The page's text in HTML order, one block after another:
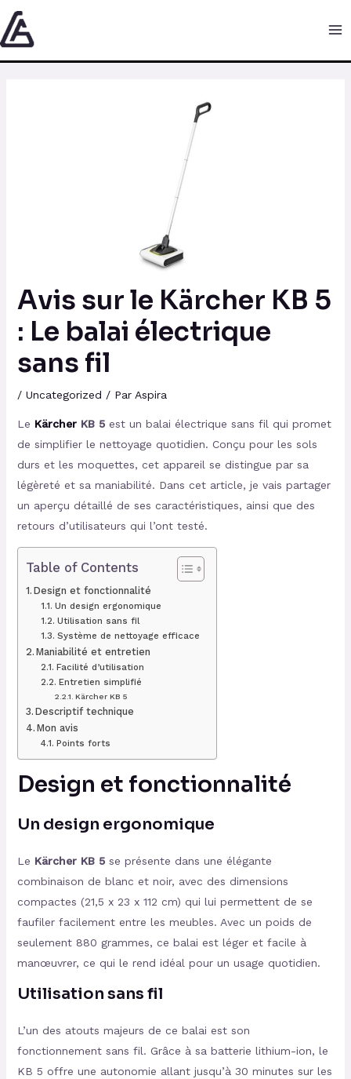
Aller
au
contenu
Avis sur le Kärcher KB 5
: Le balai électrique
sans fil
/ Uncategorized / Par Aspira
Le KärcherKB 5est un balai électrique sans fil qui promet
de simplifier le nettoyage quotidien. Conçu pour les sols
durs et les moquettes, cet appareil se distingue par sa
légèreté et sa maniabilité. Dans cet article, je vais partager
un aperçu détaillé de ses caractéristiques, ainsi que des
retours d’utilisateurs qui l’ont testé.
Table of Contents
Design et fonctionnalité
Un design ergonomique
Utilisation sans fil
Système de nettoyage efficace
Maniabilité et entretien
Facilité d’utilisation
Entretien simplifié
Kärcher KB 5
Descriptif technique
Mon avis
Points forts
Design et fonctionnalité
Un design ergonomique
Le Kärcher KB 5se présente dans une élégante
combinaison de blanc et noir, avec des dimensions
compactes (21,5 x 23 x 112 cm) qui lui permettent de se
faufiler facilement entre les meubles. Avec un poids de
seulement 880 grammes, ce balai est léger et facile à
manœuvrer, ce qui le rend idéal pour un usage quotidien.
Utilisation sans fil
L’un des atouts majeurs de ce balai est son
fonctionnement sans fil. Grâce à sa batterie lithium-ion, le
KB 5 offre une autonomie allant jusqu’à 30 minutes sur les